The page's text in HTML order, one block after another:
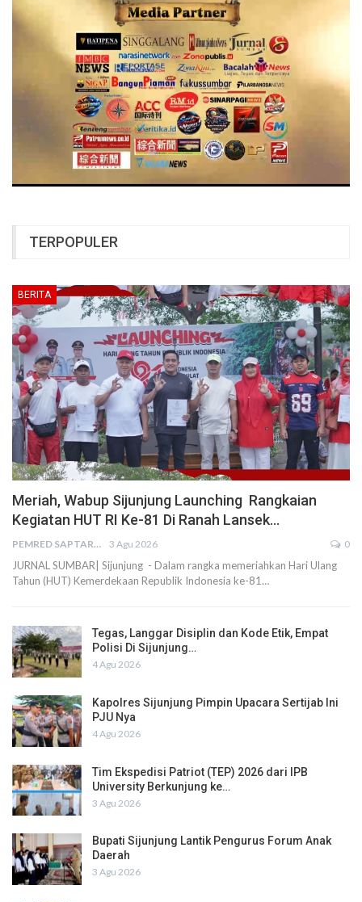
TERPOPULER
BERITA
Meriah, Wabup Sijunjung Launching Rangkaian
Kegiatan HUT RI Ke-81 Di Ranah Lansek…
PEMRED SAPTARIUS 3 Agu 2026 0
JURNAL SUMBAR| Sijunjung - Dalam rangka memeriahkan Hari Ulang
Tahun (HUT) Kemerdekaan Republik Indonesia ke-81…
Tegas, Langgar Disiplin dan Kode Etik, Empat
Polisi Di Sijunjung…
4 Agu 2026
Kapolres Sijunjung Pimpin Upacara Sertijab Ini
PJU Nya
4 Agu 2026
Tim Ekspedisi Patriot (TEP) 2026 dari IPB
University Berkunjung ke…
3 Agu 2026
Bupati Sijunjung Lantik Pengurus Forum Anak
Daerah
3 Agu 2026